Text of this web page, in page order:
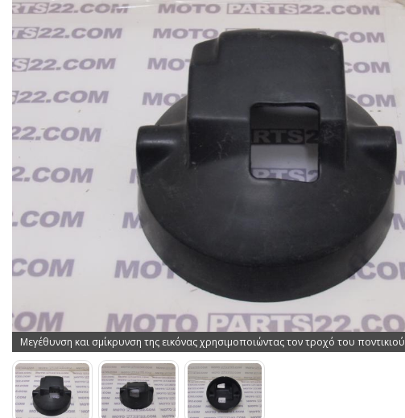
Μεγέθυνση και σμίκρυνση της εικόνας χρησιμοποιώντας τον τροχό του ποντικιού